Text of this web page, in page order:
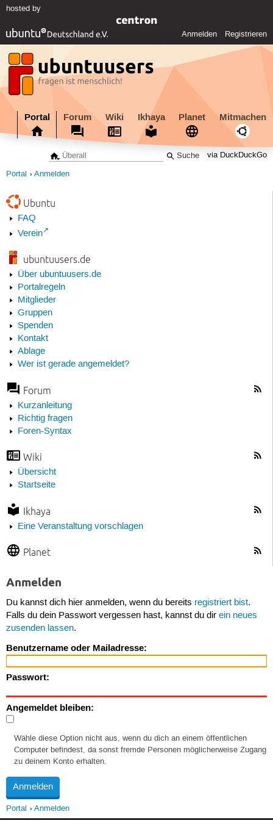
hosted by
Anmelden Registrieren
Portal Forum Wiki Ikhaya Planet Mitmachen
via DuckDuckGo
Portal Anmelden
Ubuntu
FAQ
Verein
ubuntuusers.de
Über ubuntuusers.de
Portalregeln
Mitglieder
Gruppen
Spenden
Kontakt
Ablage
Wer ist gerade angemeldet?
Forum
Kurzanleitung
Richtig fragen
Foren-Syntax
Wiki
Übersicht
Startseite
Ikhaya
Eine Veranstaltung vorschlagen
Planet
Anmelden
Du kannst dich hier anmelden, wenn du bereits registriert bist.
Falls du dein Passwort vergessen hast, kannst du dir ein neues
zusenden lassen.
Benutzername oder Mailadresse:
Passwort:
Angemeldet bleiben:
Wähle diese Option nicht aus, wenn du dich an einem öffentlichen
Computer befindest, da sonst fremde Personen möglicherweise Zugang
zu deinem Konto erhalten.
Portal Anmelden